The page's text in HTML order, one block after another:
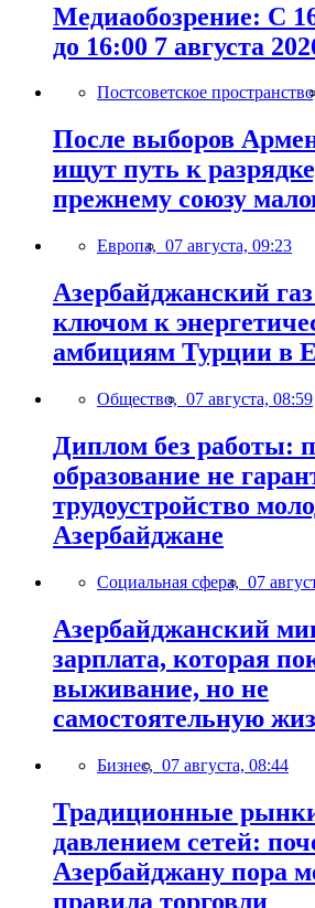
Медиаобозрение: С
до 16:00 7 августа
Постсоветское
После выборов
ищут путь к
прежнему союзу
Европа, 07 августа, 09:23
Азербайджанский
ключом к
амбициям Турции в
Общество, 07 августа, 08:59
Диплом без работы:
образование не
трудоустройство
Азербайджане
Социальная сфера, 07
Азербайджанский
зарплата, которая
выживание, но не
самостоятельную
Бизнес, 07 августа, 08:44
Традиционные
давлением сетей:
Азербайджану пора
правила торговли